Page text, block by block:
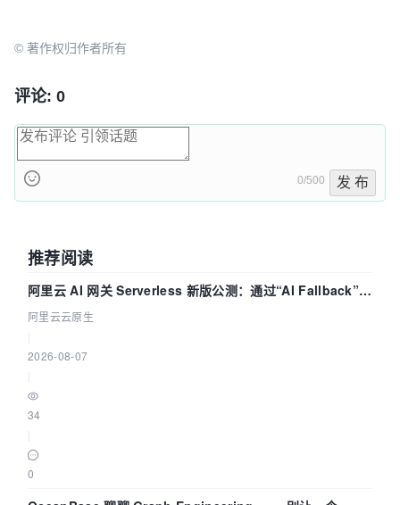
© 著作权归作者所有
评论: 0
0/500 发 布
推荐阅读
阿里云 AI 网关 Serverless 新版公测：通过“AI Fallback”与
拓扑可视化构建 AI 流量治理底座
阿里云云原生
2026-08-07
34
0